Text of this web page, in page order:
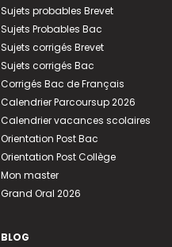
Sujets probables Brevet
Sujets Probables Bac
Sujets corrigés Brevet
Sujets corrigés Bac
Corrigés Bac de Français
Calendrier Parcoursup 2026
Calendrier vacances scolaires
Orientation Post Bac
Orientation Post Collège
Mon master
Grand Oral 2026
BLOG